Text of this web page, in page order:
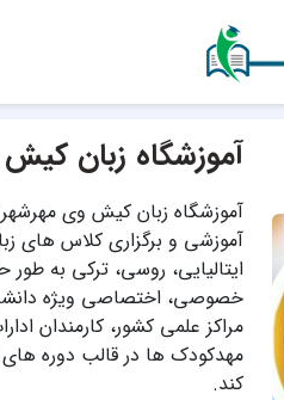
آموزشگاه زبان
آموزشگاه زبان کیش وی مهرشهر
آموزشی و برگزاری کلاس های
ایتالیایی، روسی، ترکی به
خصوصی، اختصاصی ویژه
مراکز علمی کشور، کارمندان
مهدکودک ها در قالب دوره
کند.